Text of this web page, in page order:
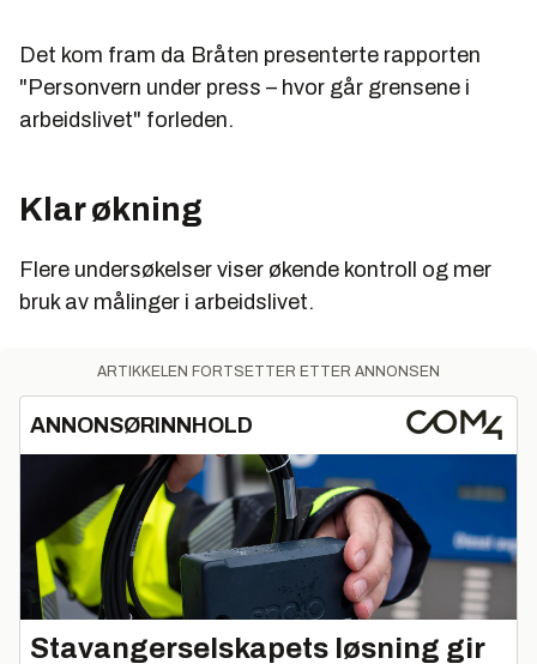
Det kom fram da Bråten presenterte rapporten
"Personvern under press – hvor går grensene i
arbeidslivet" forleden.
Klar økning
Flere undersøkelser viser økende kontroll og mer
bruk av målinger i arbeidslivet.
ARTIKKELEN FORTSETTER ETTER ANNONSEN
ANNONSØRINNHOLD
Stavangerselskapets løsning gir